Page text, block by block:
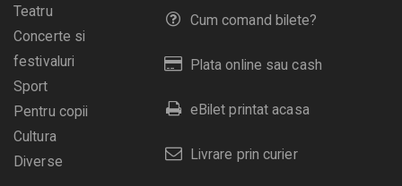
Cum comand bilete?
Plata online sau cash
eBilet printat acasa
Livrare prin curier
Teatru
Concerte si
festivaluri
Sport
Pentru copii
Cultura
Diverse